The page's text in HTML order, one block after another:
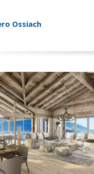
Ossiach